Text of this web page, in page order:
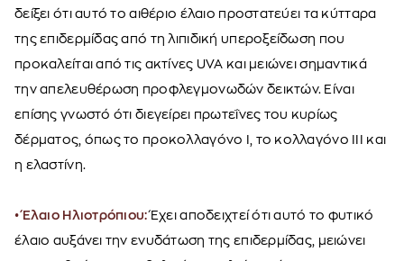
δείξει ότι αυτό το αιθέριο έλαιο προστατεύει τα κύτταρα
της επιδερμίδας από τη λιπιδική υπεροξείδωση που
προκαλείται από τις ακτίνες UVA και μειώνει σημαντικά
την απελευθέρωση προφλεγμονωδών δεικτών. Είναι
επίσης γνωστό ότι διεγείρει πρωτεΐνες του κυρίως
δέρματος, όπως το προκολλαγόνο I, το κολλαγόνο III και
η ελαστίνη.
• Έλαιο Ηλιοτρόπιου:Έχει αποδειχτεί ότι αυτό το φυτικό
έλαιο αυξάνει την ενυδάτωση της επιδερμίδας, μειώνει